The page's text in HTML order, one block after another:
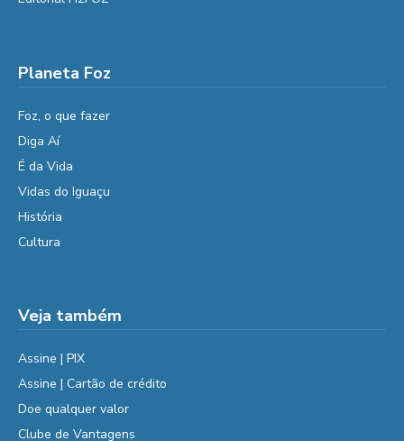
Planeta Foz
Foz, o que fazer
Diga Aí
É da Vida
Vidas do Iguaçu
História
Cultura
Veja também
Assine | PIX
Assine | Cartão de crédito
Doe qualquer valor
Clube de Vantagens